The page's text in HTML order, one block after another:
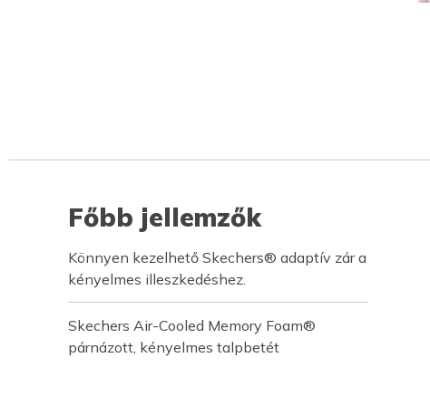
Főbb jellemzők
Könnyen kezelhető Skechers® adaptív zár a
kényelmes illeszkedéshez.
Skechers Air-Cooled Memory Foam®
párnázott, kényelmes talpbetét